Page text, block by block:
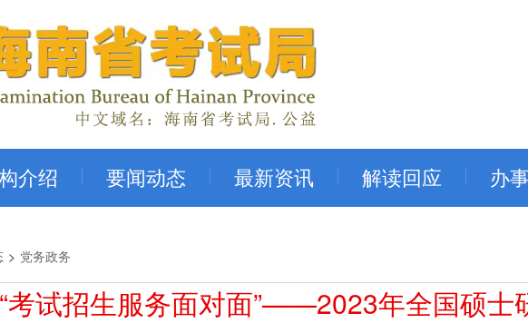
介绍 要闻动态 最新资讯 解读回应 办
> 党务政务
考试招生服务面对面”——2023年全国硕士